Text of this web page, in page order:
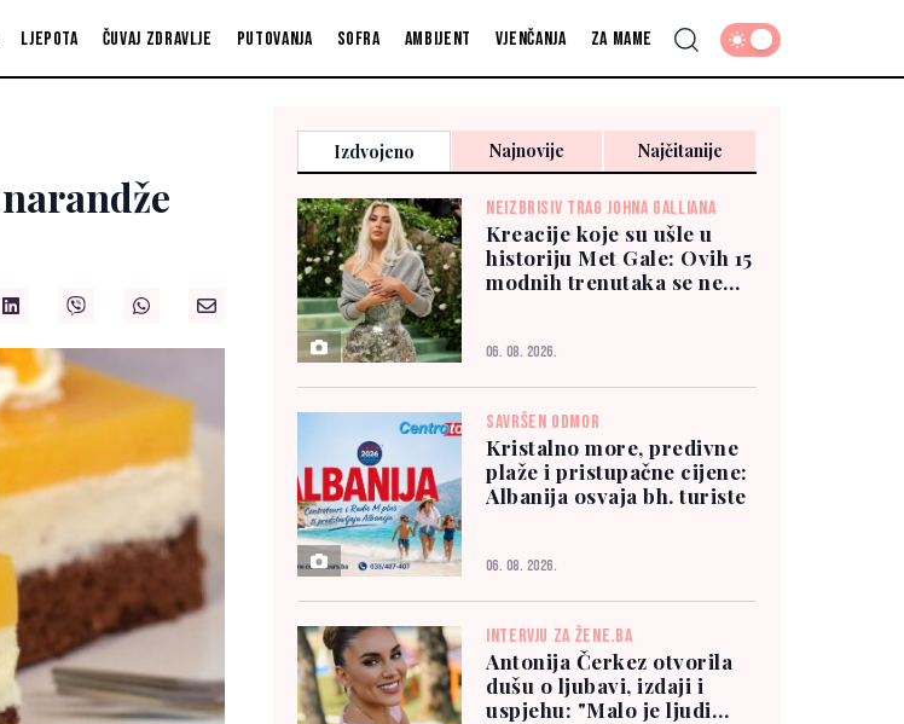
Ljepota Čuvaj zdravlje Putovanja Sofra Ambijent Vjenčanja Za mame
Izdvojeno Najnovije Najčitanije
NEIZBRISIV TRAG JOHNA GALLIANA
Kreacije koje su ušle u
historiju Met Gale: Ovih 15
modnih trenutaka se ne
06. 08. 2026.
SAVRŠEN ODMOR
Kristalno more, predivne
plaže i pristupačne cijene:
Albanija osvaja bh. turiste
06. 08. 2026.
INTERVJU ZA ŽENE.BA
Antonija Čerkez otvorila
dušu o ljubavi, izdaji i
uspjehu: "Malo je ljudi